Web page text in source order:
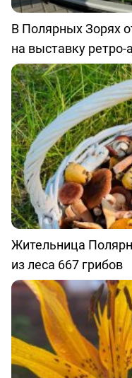
В Полярных Зорях
на выставку
Жительница
из леса 667 грибов